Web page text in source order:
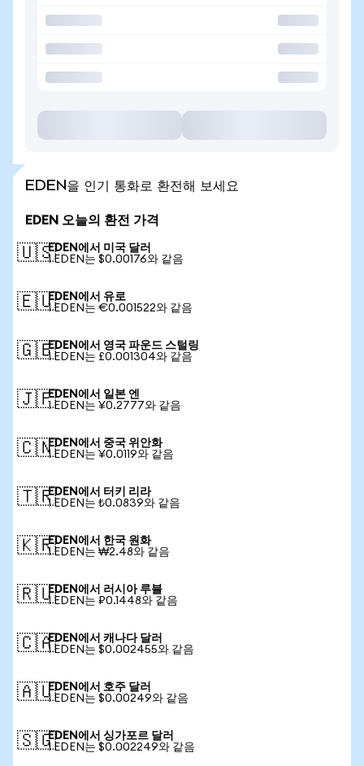
EDEN을 인기 통화로 환전해 보세요
EDEN 오늘의 환전 가격
🇺🇸EDEN에서 미국 달러
1 EDEN는 $0.00176와 같음
🇪🇺EDEN에서 유로
1 EDEN는 €0.001522와 같음
🇬🇧EDEN에서 영국 파운드 스털링
1 EDEN는 £0.001304와 같음
🇯🇵EDEN에서 일본 엔
1 EDEN는 ¥0.2777와 같음
🇨🇳EDEN에서 중국 위안화
1 EDEN는 ¥0.0119와 같음
🇹🇷EDEN에서 터키 리라
1 EDEN는 ₺0.0839와 같음
🇰🇷EDEN에서 한국 원화
1 EDEN는 ₩2.48와 같음
🇷🇺EDEN에서 러시아 루블
1 EDEN는 ₽0.1448와 같음
🇨🇦EDEN에서 캐나다 달러
1 EDEN는 $0.002455와 같음
🇦🇺EDEN에서 호주 달러
1 EDEN는 $0.00249와 같음
🇸🇬EDEN에서 싱가포르 달러
1 EDEN는 $0.002249와 같음